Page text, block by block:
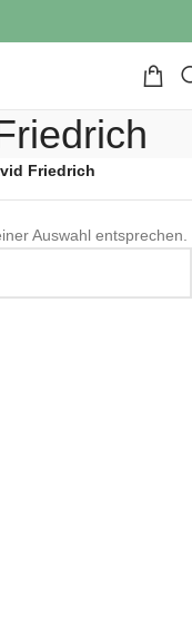
Friedrich
Auswahl entsprechen.